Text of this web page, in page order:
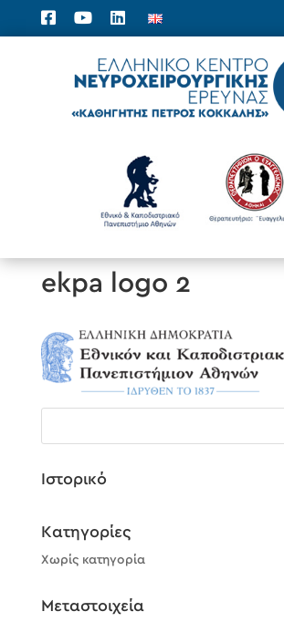
ekpa logo 2
Ιστορικό
Kατηγορίες
Χωρίς κατηγορία
Μεταστοιχεία